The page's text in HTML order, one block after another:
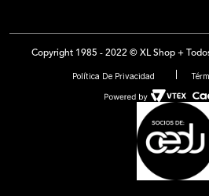
Preguntas Frecuentes
Medios de Pago - Promociones
Historia de la Empresa
Copyright 1985 - 2022 © XL Shop +
Política De Privacidad